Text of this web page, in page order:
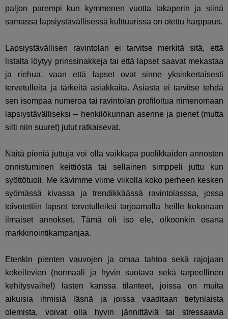
paljon parempi kun kymmenen vuotta takaperin ja siinä
samassa lapsiystävällisessä kulttuurissa on otettu harppaus.
Lapsiystävällisen ravintolan ei tarvitse merkitä sitä, että
listalta löytyy prinssinakkeja tai että lapset saavat mekastaa
ja riehua, vaan että lapset ovat sinne yksinkertaisesti
tervetulleita ja tärkeitä asiakkaita. Asiasta ei tarvitse tehdä
sen isompaa numeroa tai ravintolan profiloitua nimenomaan
lapsiystävälliseksi – henkilökunnan asenne ja pienet (mutta
silti niin suuret) jutut ratkaisevat.
Näitä pieniä juttuja voi olla vaikkapa puolikkaiden annosten
onnistuminen keittiöstä tai sellainen simppeli juttu kun
syöttötuoli. Me kävimme viime viikolla koko perheen kesken
syömässä kivassa ja trendikkäässä ravintolasssa, jossa
toivotettiin lapset tervetulleiksi tarjoamalla heille kokonaan
ilmaiset annokset. Tämä oli iso ele, olkoonkin osana
markkinointikampanjaa.
Etenkin pienten vauvojen ja omaa tahtoa sekä rajojaan
kokeilevien (normaali ja hyvin suotava sekä tarpeellinen
kehitysvaihe!) lasten kanssa tilanteet, joissa on muita
aikuisia ihmisiä läsnä ja joissa vaaditaan tietynlaista
olemista, voivat olla hyvin jännittäviä tai stressaavia